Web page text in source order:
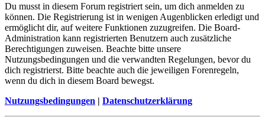
Du musst in diesem Forum registriert sein, um dich anmelden zu
können. Die Registrierung ist in wenigen Augenblicken erledigt und
ermöglicht dir, auf weitere Funktionen zuzugreifen. Die Board-
Administration kann registrierten Benutzern auch zusätzliche
Berechtigungen zuweisen. Beachte bitte unsere
Nutzungsbedingungen und die verwandten Regelungen, bevor du
dich registrierst. Bitte beachte auch die jeweiligen Forenregeln,
wenn du dich in diesem Board bewegst.
Nutzungsbedingungen | Datenschutzerklärung